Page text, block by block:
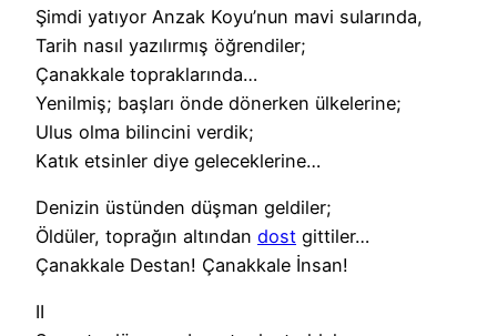
Şimdi yatıyor Anzak Koyu’nun mavi sularında,
Tarih nasıl yazılırmış öğrendiler;
Çanakkale topraklarında…
Yenilmiş; başları önde dönerken ülkelerine;
Ulus olma bilincini verdik;
Katık etsinler diye geleceklerine…
Denizin üstünden düşman geldiler;
Öldüler, toprağın altından dost gittiler…
Çanakkale Destan! Çanakkale İnsan!
II